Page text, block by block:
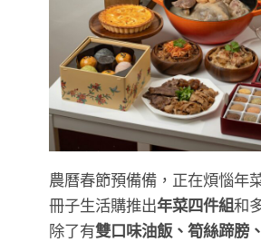
農曆春節預備備，正在煩惱年
冊子生活購推出年菜四件組和
除了有雙口味油飯、筍絲蹄膀